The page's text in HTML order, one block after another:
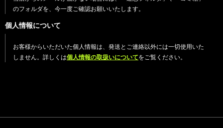
のフォルダを、今一度ご確認お願いいたします。
個人情報について
お客様からいただいた個人情報は、発送とご連絡以外には一切使用いた
しません。詳しくは個人情報の取扱いについてをご覧ください。